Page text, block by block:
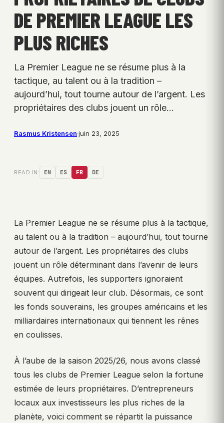
DE PREMIER LEAGUE LES
PLUS RICHES
La Premier League ne se résume plus à la
tactique, au talent ou à la tradition –
aujourd’hui, tout tourne autour de l’argent. Les
propriétaires des clubs jouent un rôle…
Rasmus Kristensen·juin 23, 2025
READ IN: EN ES FR DE
La Premier League ne se résume plus à la tactique,
au talent ou à la tradition – aujourd’hui, tout tourne
autour de l’argent. Les propriétaires des clubs
jouent un rôle déterminant dans l’avenir de leurs
équipes. Autrefois, les supporters ignoraient
souvent qui dirigeait leur club. Désormais, ce sont
les fonds souverains, les groupes américains et les
milliardaires internationaux qui tiennent les rênes
en coulisses.
À l’aube de la saison 2025/26, nous avons classé
tous les clubs de Premier League selon la fortune
estimée de leurs propriétaires. D’entrepreneurs
locaux aux investisseurs les plus riches de la
planète, voici comment se répartit la puissance